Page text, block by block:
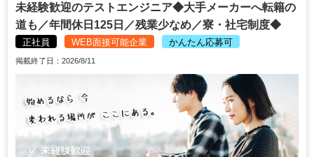
未経験歓迎のテストエンジニア◆大手メーカーへ転籍の
道も／年間休日125日／残業少なめ／寮・社宅制度◆
正社員 WEB面接可能企業 かんたん応募可
掲載終了日：2026/8/11